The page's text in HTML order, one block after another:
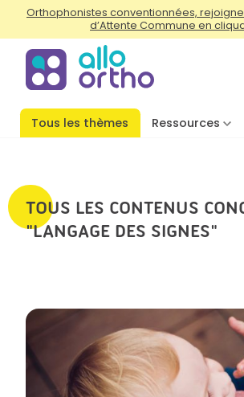
Orthophonistes conventionnées,
d’Attente Commune en
Tous les thèmes Ressources
TOUS LES CONTENUS
"LANGAGE DES SIGNES"